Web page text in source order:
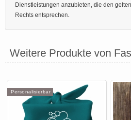
Dienstleistungen anzubieten, die den
Rechts entsprechen.
Weitere Produkte von
Personalisierbar